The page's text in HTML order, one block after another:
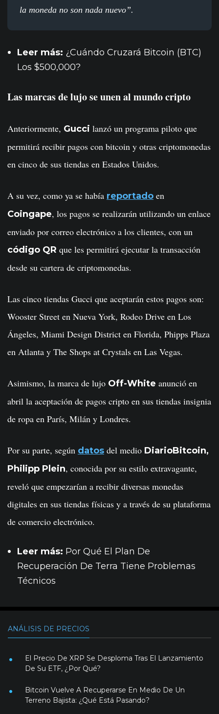
la moneda no son nada nuevo”.
Leer más: ¿Cuándo Cruzará Bitcoin (BTC)
Los $500,000?
Las marcas de lujo se unen al mundo cripto
Anteriormente, Gucci lanzó un programa piloto que
permitirá recibir pagos con bitcoin y otras criptomonedas
en cinco de sus tiendas en Estados Unidos.
A su vez, como ya se había reportado en
Coingape, los pagos se realizarán utilizando un enlace
enviado por correo electrónico a los clientes, con un
código QR que les permitirá ejecutar la transacción
desde su cartera de criptomonedas.
Las cinco tiendas Gucci que aceptarán estos pagos son:
Wooster Street en Nueva York, Rodeo Drive en Los
Ángeles, Miami Design District en Florida, Phipps Plaza
en Atlanta y The Shops at Crystals en Las Vegas.
Asimismo, la marca de lujo Off-White anunció en
abril la aceptación de pagos cripto en sus tiendas insignia
de ropa en París, Milán y Londres.
Por su parte, según datos del medio DiarioBitcoin,
Philipp Plein, conocida por su estilo extravagante,
reveló que empezarían a recibir diversas monedas
digitales en sus tiendas físicas y a través de su plataforma
de comercio electrónico.
Leer más: Por Qué El Plan De
Recuperación De Terra Tiene Problemas
Técnicos
ANÁLISIS DE PRECIOS
El Precio De XRP Se Desploma Tras El Lanzamiento
De Su ETF, ¿Por Qué?
Bitcoin Vuelve A Recuperarse En Medio De Un
Terreno Bajista: ¿Qué Está Pasando?